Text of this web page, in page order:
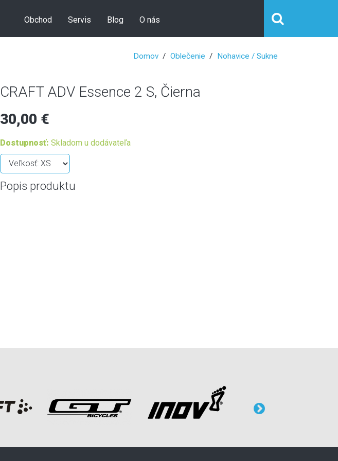
Obchod Servis Blog O nás
Domov Oblečenie Nohavice / Sukne
CRAFT ADV Essence 2 S, Čierna
30,00 €
Dostupnosť: Skladom u dodávateľa
Popis produktu